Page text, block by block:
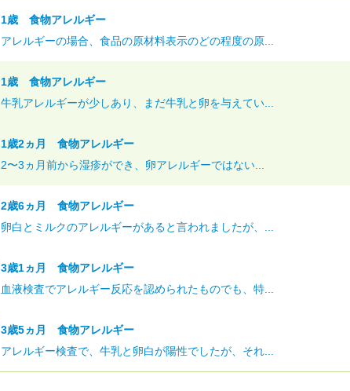
1歳
食物アレルギー
アレルギーの場合、食品の原材料表示のどの程度の原...
1歳
食物アレルギー
牛乳アレルギーが少しあり、まだ牛乳と卵を与えてい...
1歳2ヵ月
食物アレルギー
2〜3ヵ月前から湿疹ができ、卵アレルギーではない...
2歳6ヵ月
食物アレルギー
卵白とミルクのアレルギーがあると言われましたが、...
3歳1ヵ月
食物アレルギー
血液検査でアレルギー反応を認められたものでも、特...
3歳5ヵ月
食物アレルギー
アレルギー検査で、牛乳と卵白が陽性でしたが、それ...